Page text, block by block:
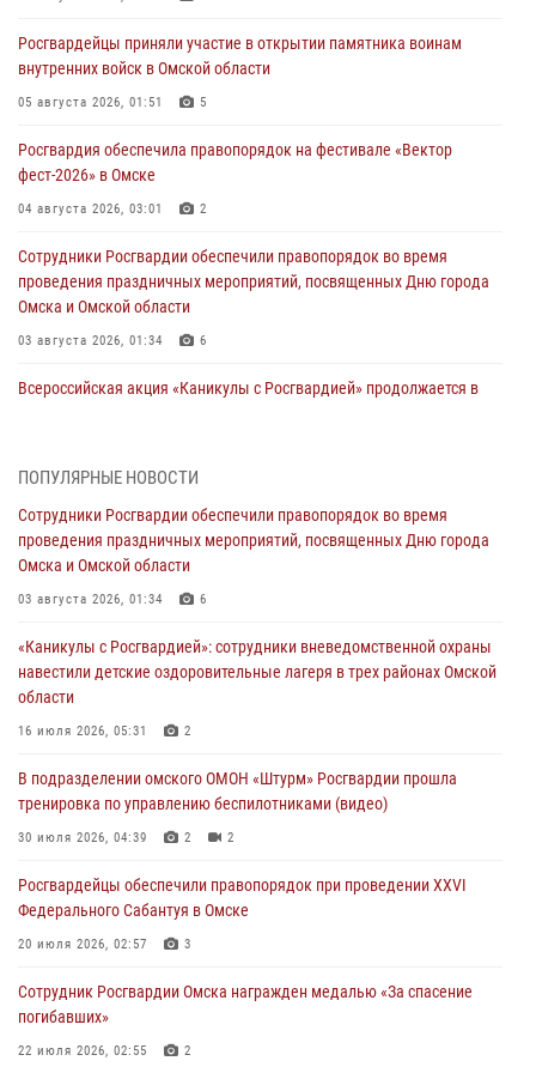
Росгвардейцы приняли участие в открытии памятника воинам
внутренних войск в Омской области
05 августа 2026, 01:51 5
Росгвардия обеспечила правопорядок на фестивале «Вектор
фест-2026» в Омске
04 августа 2026, 03:01 2
Сотрудники Росгвардии обеспечили правопорядок во время
проведения праздничных мероприятий, посвященных Дню города
Омска и Омской области
03 августа 2026, 01:34 6
Всероссийская акция «Каникулы с Росгвардией» продолжается в
тренировка по управлению беспилотниками (видео)
30 июля 2026, 04:39 2
Росгвардия обеспечила безопасность уникального передвижного
29 июля 2026, 01:49
Росгвардейцы приняли участие в крестном ходе в День крещения
Руси в Омске
При содействии спецназа Росгвардии пресечены нарушения
миграционного законодательства в Омске (видео)
ПОПУЛЯРНЫЕ НОВОСТИ
Сотрудники Росгвардии обеспечили правопорядок во время
проведения праздничных мероприятий, посвященных Дню города
Омска и Омской области
03 августа 2026, 01:34 6
«Каникулы с Росгвардией»: сотрудники вневедомственной охраны
навестили детские оздоровительные лагеря в трех районах Омской
области
16 июля 2026, 05:31 2
В подразделении омского ОМОН «Штурм» Росгвардии прошла
тренировка по управлению беспилотниками (видео)
30 июля 2026, 04:39 2 2
Росгвардейцы обеcпечили правопорядок при проведении XXVI
Федерального Сабантуя в Омске
20 июля 2026, 02:57 3
Сотрудник Росгвардии Омска награжден медалью «За спасение
погибавших»
22 июля 2026, 02:55 2